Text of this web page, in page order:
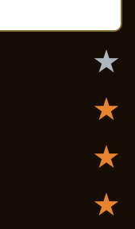
★
★
★
★